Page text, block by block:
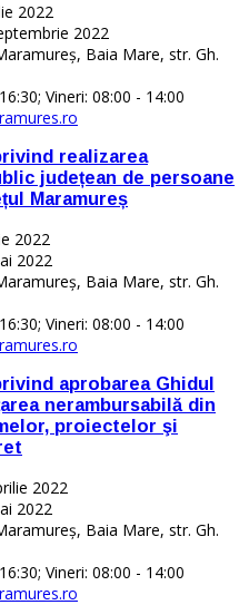
2022
2022
Baia Mare, str. Gh.
Vineri: 08:00 - 14:00
realizarea
județean de persoane
Maramureș
2022
2022
Baia Mare, str. Gh.
Vineri: 08:00 - 14:00
aprobarea Ghidul
nerambursabilă din
proiectelor şi
2022
2022
Baia Mare, str. Gh.
Vineri: 08:00 - 14:00